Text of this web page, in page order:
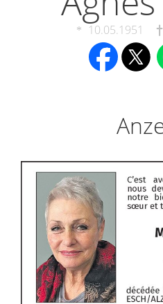
10.05.1951